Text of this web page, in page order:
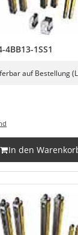
4BB13-1SS1
auf Bestellung
In den